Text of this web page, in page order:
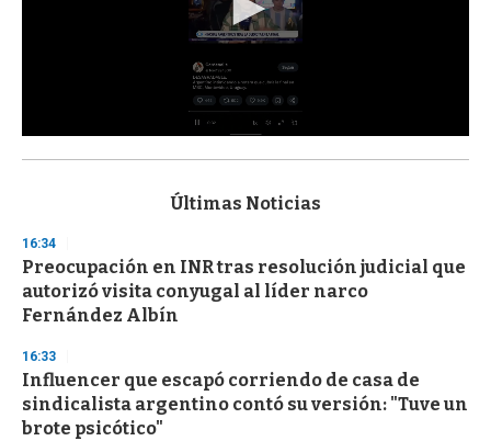
s
d
s
o
f
3
s
e
c
o
n
Últimas Noticias
16:34
Preocupación en INR tras resolución judicial que
autorizó visita conyugal al líder narco
Fernández Albín
16:33
Influencer que escapó corriendo de casa de
sindicalista argentino contó su versión: "Tuve un
brote psicótico"